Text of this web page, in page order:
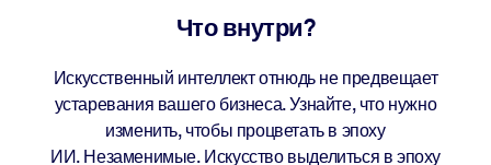
Что внутри?
Искусственный интеллект отнюдь не предвещает
устаревания вашего бизнеса. Узнайте, что нужно
изменить, чтобы процветать в эпоху
ИИ. Незаменимые. Искусство выделиться в эпоху